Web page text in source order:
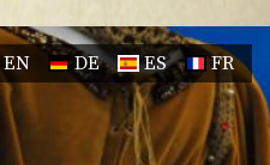
EN DE ES FR